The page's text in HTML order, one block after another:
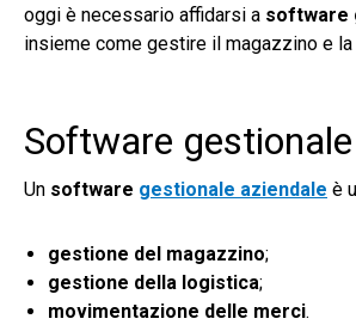
oggi è necessario affidarsi a software
insieme come gestire il magazzino e
Software
Un software gestionale aziendale è
gestione del magazzino;
gestione della logistica;
movimentazione delle merci.